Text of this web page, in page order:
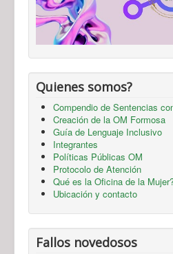
Quienes somos?
Compendio de Sentencias
Creación de la OM Formosa
Guía de Lenguaje Inclusivo
Integrantes
Políticas Públicas OM
Protocolo de Atención
Qué es la Oficina de la
Ubicación y contacto
Fallos novedosos